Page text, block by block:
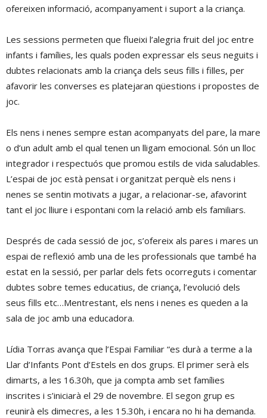
ofereixen informació, acompanyament i suport a la criança.
Les sessions permeten que flueixi l’alegria fruit del joc entre
infants i famílies, les quals poden expressar els seus neguits i
dubtes relacionats amb la criança dels seus fills i filles, per
afavorir les converses es platejaran qüestions i propostes de
joc.
Els nens i nenes sempre estan acompanyats del pare, la mare
o d’un adult amb el qual tenen un lligam emocional. Són un lloc
integrador i respectuós que promou estils de vida saludables.
L’espai de joc està pensat i organitzat perquè els nens i
nenes se sentin motivats a jugar, a relacionar-se, afavorint
tant el joc lliure i espontani com la relació amb els familiars.
Després de cada sessió de joc, s’ofereix als pares i mares un
espai de reflexió amb una de les professionals que també ha
estat en la sessió, per parlar dels fets ocorreguts i comentar
dubtes sobre temes educatius, de criança, l’evolució dels
seus fills etc…Mentrestant, els nens i nenes es queden a la
sala de joc amb una educadora.
Lídia Torras avança que l’Espai Familiar “es durà a terme a la
Llar d’Infants Pont d’Estels en dos grups. El primer serà els
dimarts, a les 16.30h, que ja compta amb set famílies
inscrites i s’iniciarà el 29 de novembre. El segon grup es
reunirà els dimecres, a les 15.30h, i encara no hi ha demanda.